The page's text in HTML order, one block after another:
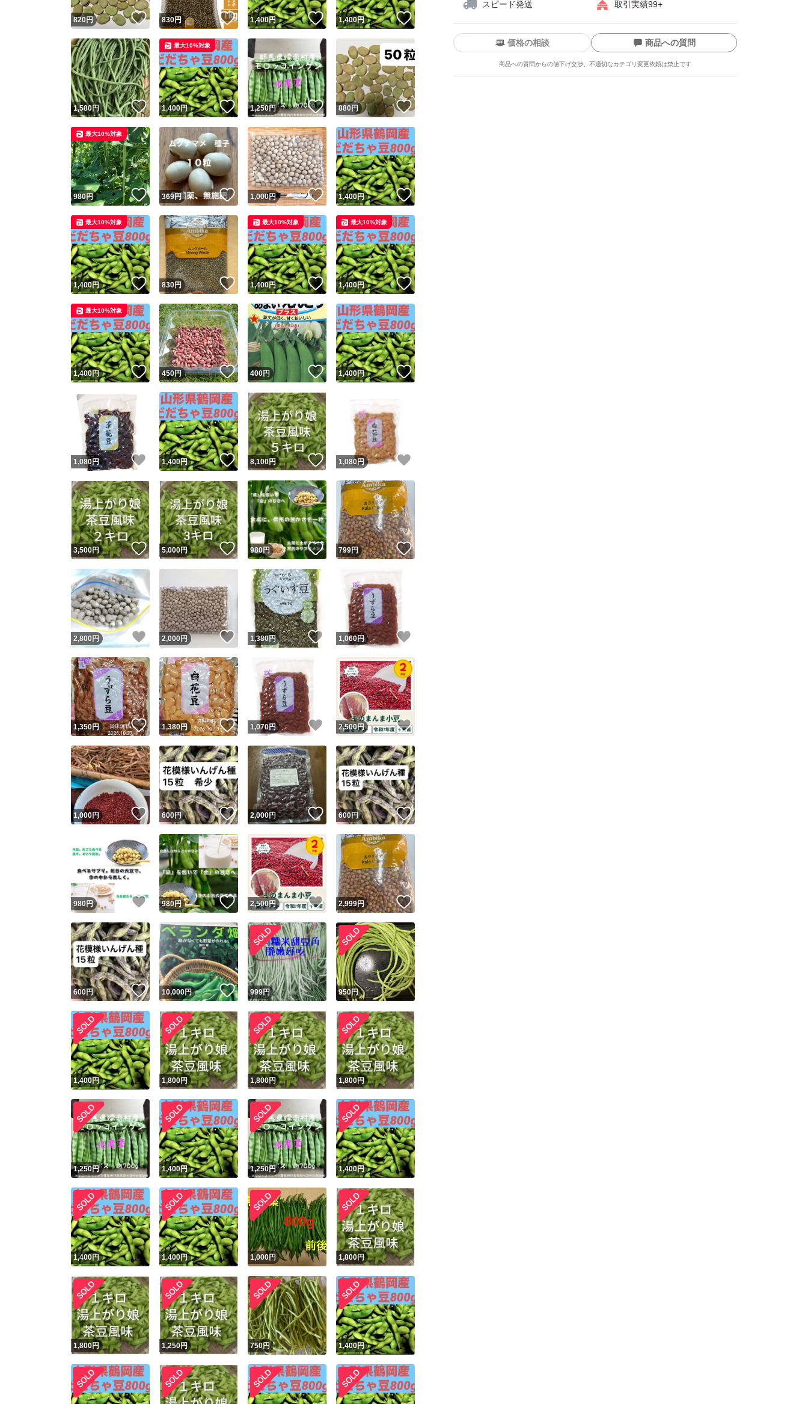
スピード発送 取引実績99+
ユーザーの実績について
Yahoo!フリマが定めた一定の基準を満たしたユーザーにバッジを付与しています
安心取引出品者
安心取引出品者 Yahoo!フリマの基準をクリアした安心・安全なユーザーです
取引実績
取引実績◯+ このユーザーはYahoo!フリマの取引を完了させた実績があります
他フリマ実績◯+ このユーザーは他フリマサービスでの取引実績があります
スピード&安心発送
※このバッジは実績に基づく表示であり、発送を保証しているものではありません
スピード＆安心発送
このユーザーは高頻度で24時間以内＆設定した発送日数内に発送してい
ます
スピード発送 このユーザーは高頻度で24時間以内に発送しています
安心発送 このユーザーは設定した発送日数内に発送しています
価格の相談 商品への質問
商品への質問からの値下げ交渉、不適切なカテゴリ変更依頼は禁止です
この商品の情報をコピーします
商品画像の無断転載は禁止されています
コピーは1商品につき1回 です
出品ページへ
キャンセル
820円 いいね！
830円 いいね！
1,400円 いいね！
1,400円 いいね！
1,580円 いいね！
1,400円 いいね！
最大10%対象
1,250円 いいね！
880円 いいね！
980円 いいね！
最大10%対象
369円 いいね！
1,000円 いいね！
1,400円 いいね！
1,400円 いいね！
最大10%対象
830円 いいね！
1,400円 いいね！
最大10%対象
1,400円 いいね！
最大10%対象
1,400円 いいね！
最大10%対象
450円 いいね！
400円 いいね！
1,400円 いいね！
1,080円 いいね！
1,400円 いいね！
8,100円 いいね！
1,080円
3,500円 いいね！
5,000円 いいね！
980円 いいね！
799円 いいね！
2,800 円 いいね！
2,000円 いいね！
1,380円 いいね！
1,060円
1,350円 いいね！
1,380円 いいね！
1,070円 いいね！
2,500円 いいね！
1,000円 いいね！
600円 いいね！
2,000円 いいね！
600円 いいね！
980円 いいね！
980円 いいね！
2,500円 いいね！
2,999円 いいね！
600円 いいね！
10,000円 いいね！
999円 950円
1,400円 1,800円 1,800円 1,800円
1,250円 1,400円 1,250円 1,400円
1,400円 1,400円 1,000円 1,800円
1,800円 1,250円 750円 1,400円